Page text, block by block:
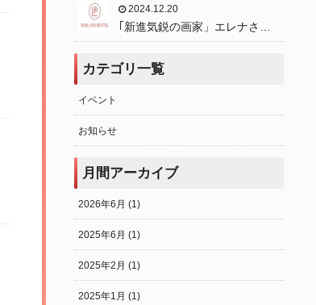
2024.12.20
｢新進気鋭の画家」エレナさん
の作品を展示中
カテゴリ一覧
イベント
お知らせ
月間アーカイブ
2026年6月 (1)
2025年6月 (1)
2025年2月 (1)
2025年1月 (1)